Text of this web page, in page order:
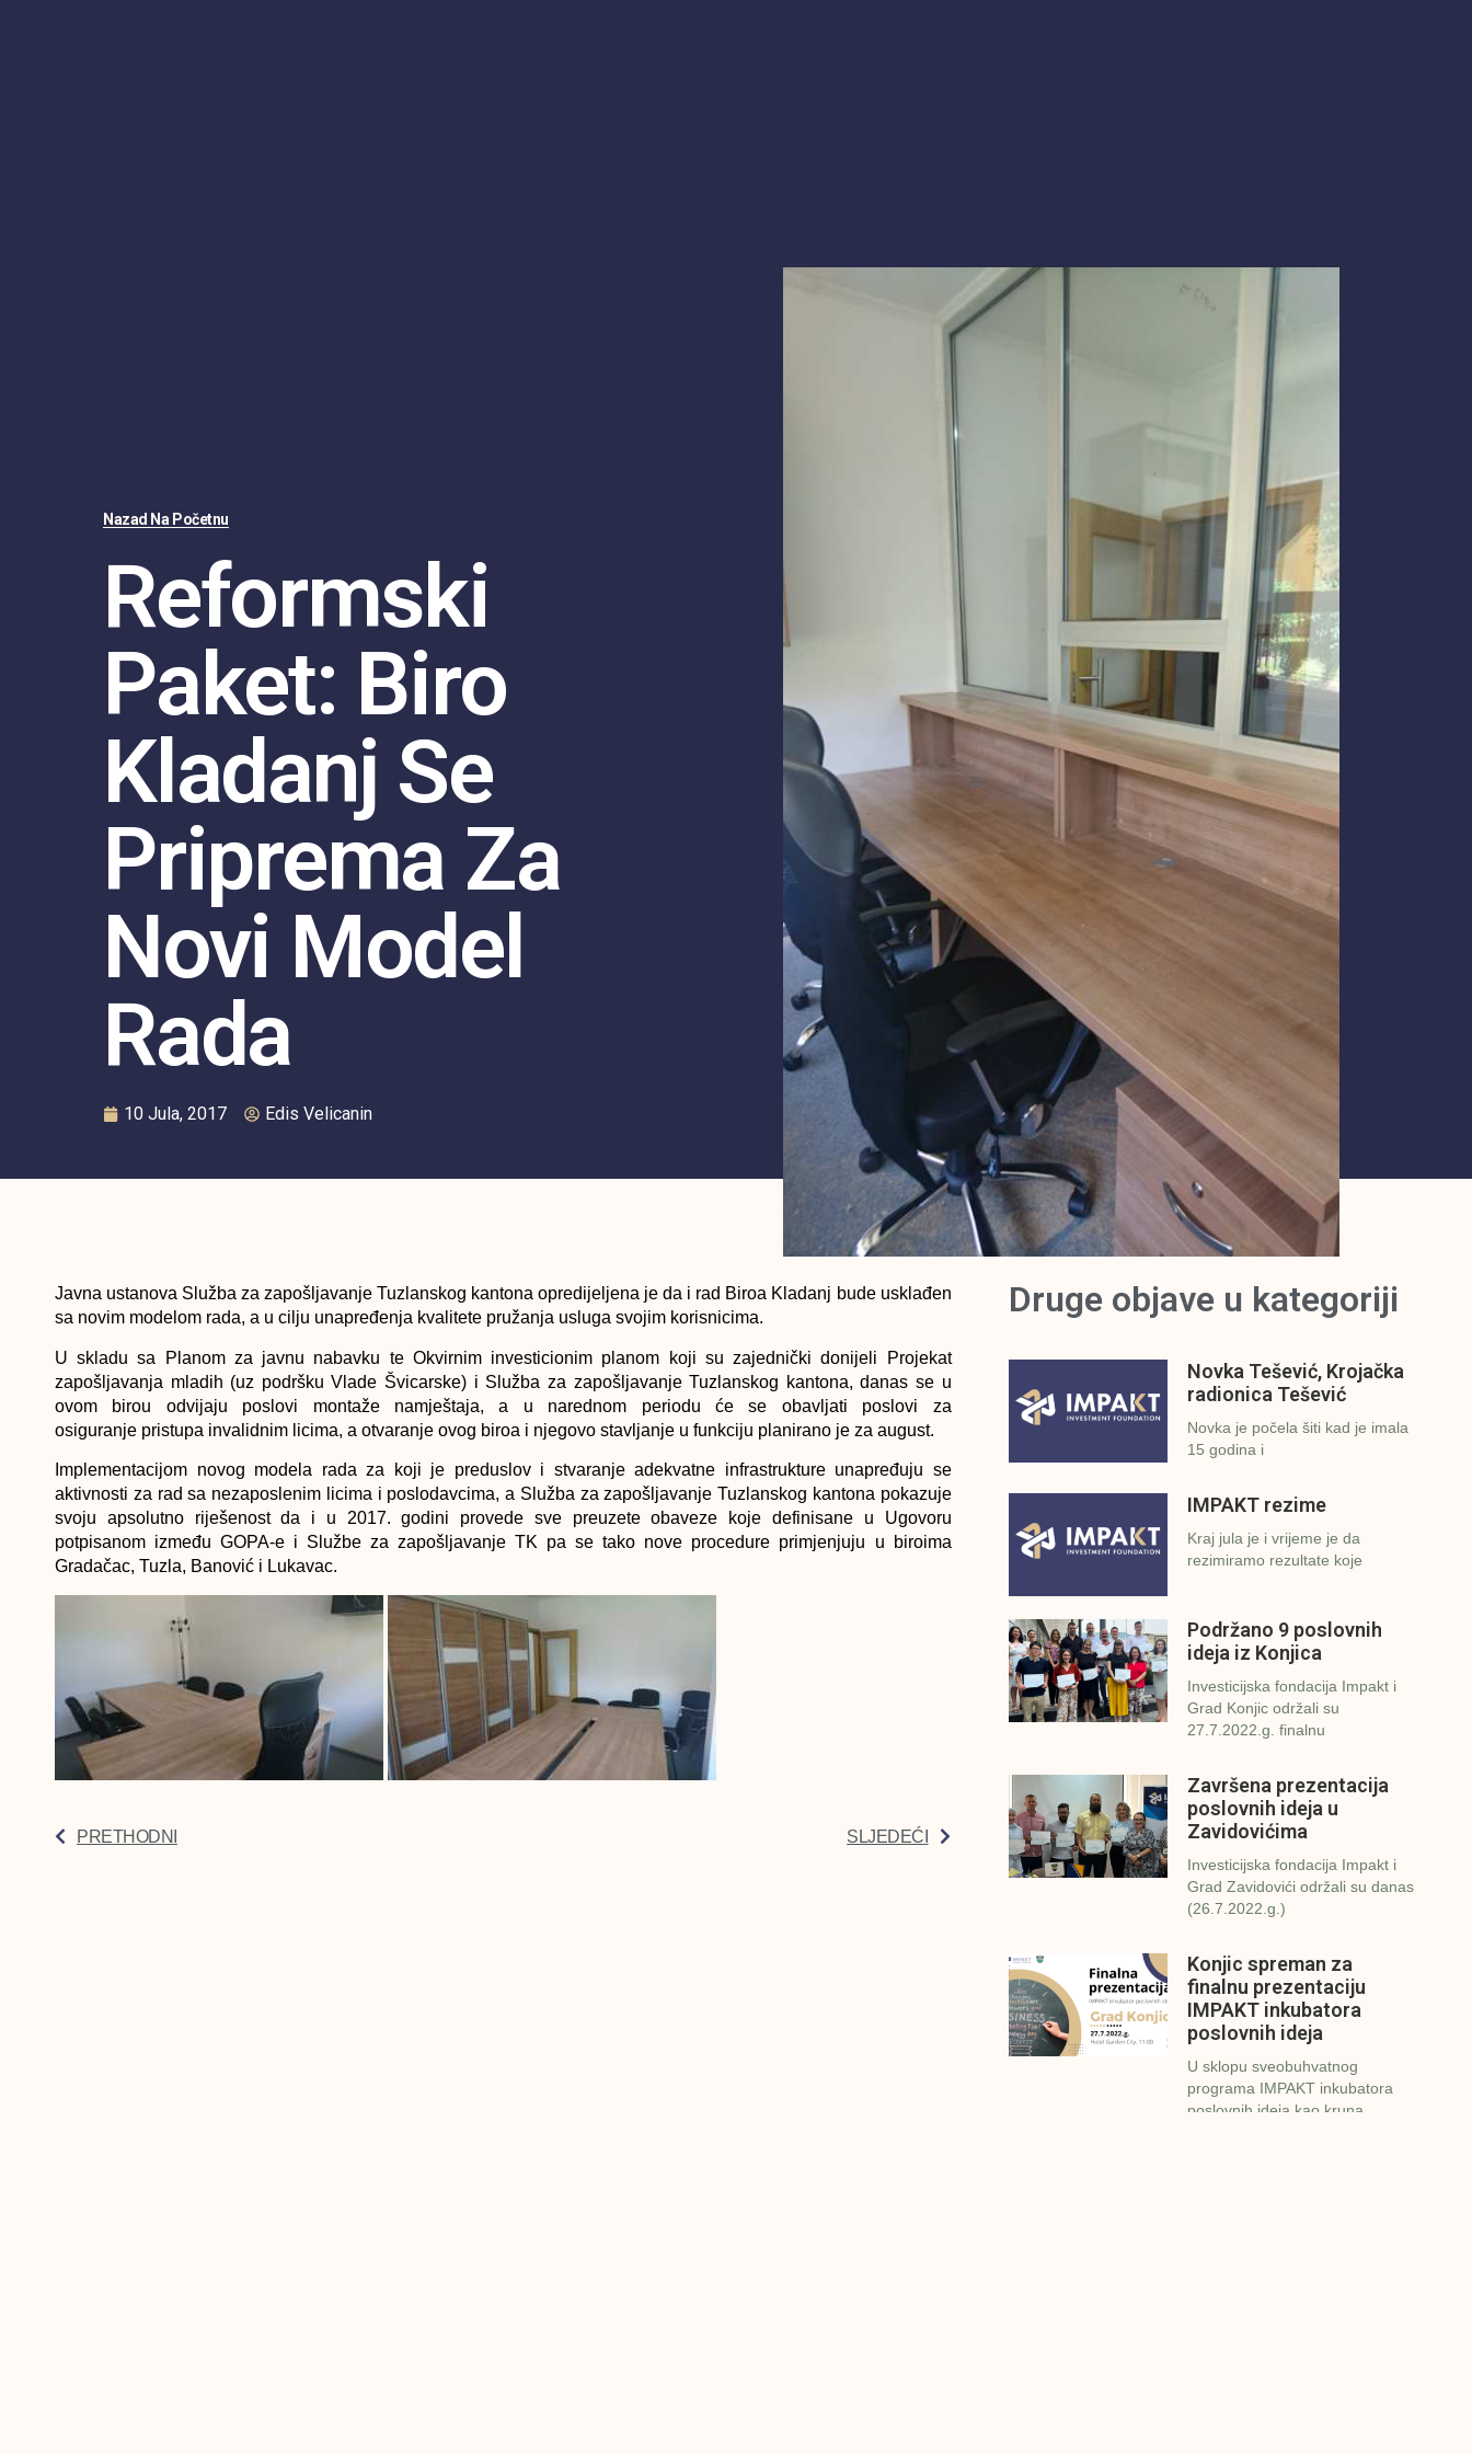
Nazad Na Početnu
Reformski
Paket: Biro
Kladanj Se
Priprema Za
Novi Model
Rada
10 Jula, 2017 Edis Velicanin
Javna ustanova Služba za zapošljavanje Tuzlanskog kantona opredijeljena je da i rad Biroa Kladanj bude usklađen
sa novim modelom rada, a u cilju unapređenja kvalitete pružanja usluga svojim korisnicima.
U skladu sa Planom za javnu nabavku te Okvirnim investicionim planom koji su zajednički donijeli Projekat
zapošljavanja mladih (uz podršku Vlade Švicarske) i Služba za zapošljavanje Tuzlanskog kantona, danas se u
ovom birou odvijaju poslovi montaže namještaja, a u narednom periodu će se obavljati poslovi za
osiguranje pristupa invalidnim licima, a otvaranje ovog biroa i njegovo stavljanje u funkciju planirano je za august.
Implementacijom novog modela rada za koji je preduslov i stvaranje adekvatne infrastrukture unapređuju se
aktivnosti za rad sa nezaposlenim licima i poslodavcima, a Služba za zapošljavanje Tuzlanskog kantona pokazuje
svoju apsolutno riješenost da i u 2017. godini provede sve preuzete obaveze koje definisane u Ugovoru
potpisanom između GOPA-e i Službe za zapošljavanje TK pa se tako nove procedure primjenjuju u biroima
Gradačac, Tuzla, Banović i Lukavac.
PRETHODNI SLJEDEĆI
Druge objave u kategoriji
Novka Tešević, Krojačka
radionica Tešević
Novka je počela šiti kad je imala
15 godina i
IMPAKT rezime
Kraj jula je i vrijeme je da
rezimiramo rezultate koje
Podržano 9 poslovnih
ideja iz Konjica
Investicijska fondacija Impakt i
Grad Konjic održali su
27.7.2022.g. finalnu
Završena prezentacija
poslovnih ideja u
Zavidovićima
Investicijska fondacija Impakt i
Grad Zavidovići održali su danas
(26.7.2022.g.)
Konjic spreman za
finalnu prezentaciju
IMPAKT inkubatora
poslovnih ideja
U sklopu sveobuhvatnog
programa IMPAKT inkubatora
poslovnih ideja kao kruna